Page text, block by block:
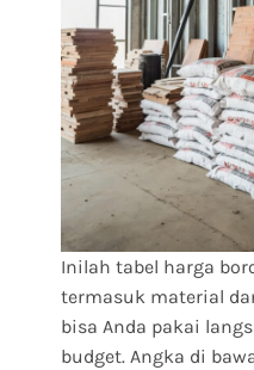
Inilah tabel harga
termasuk material
bisa Anda pakai
budget. Angka di